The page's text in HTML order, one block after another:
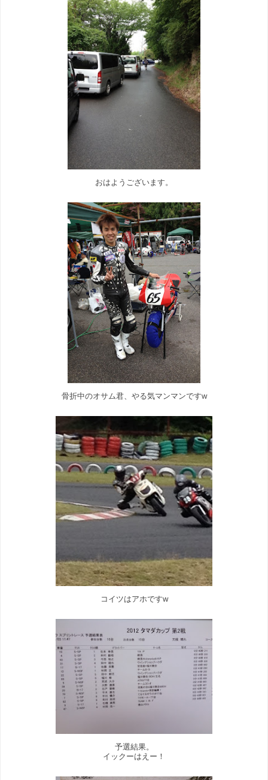
おはようございます。
骨折中のオサム君、やる気マンマンですw
コイツはアホですw
予選結果。
イックーはえー！